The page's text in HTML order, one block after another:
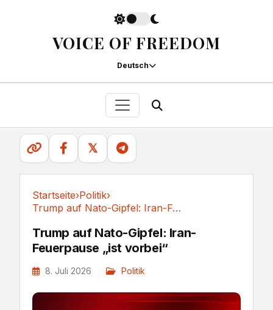
VOICE OF FREEDOM
Deutsch
𝕏
Startseite›Politik›
Trump auf Nato-Gipfel: Iran-Feuerpause „ist vorbei“
Trump auf Nato-Gipfel: Iran-
Feuerpause „ist vorbei“
8. Juli 2026 Politik